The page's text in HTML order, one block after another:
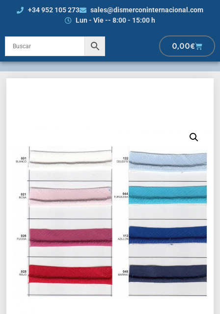
+34 952 105 273
sales@dismerconinternacional.com
Lun - Vie -- 8:00 - 15:00 h
0,00€